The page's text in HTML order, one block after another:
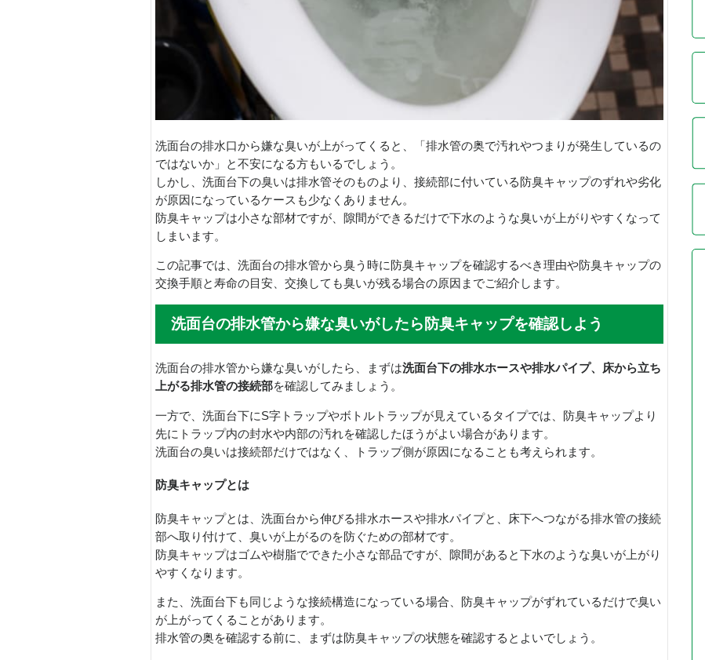
洗面台の排水口から嫌な臭いが上がってくると、「排水管の奥で汚れやつまりが発生しているの
ではないか」と不安になる方もいるでしょう。
しかし、洗面台下の臭いは排水管そのものより、接続部に付いている防臭キャップのずれや劣化
が原因になっているケースも少なくありません。
防臭キャップは小さな部材ですが、隙間ができるだけで下水のような臭いが上がりやすくなって
しまいます。
この記事では、洗面台の排水管から臭う時に防臭キャップを確認するべき理由や防臭キャップの
交換手順と寿命の目安、交換しても臭いが残る場合の原因までご紹介します。
洗面台の排水管から嫌な臭いがしたら防臭キャップを確認しよう
洗面台の排水管から嫌な臭いがしたら、まずは洗面台下の排水ホースや排水パイプ、床から立ち
上がる排水管の接続部を確認してみましょう。
一方で、洗面台下にS字トラップやボトルトラップが見えているタイプでは、防臭キャップより
先にトラップ内の封水や内部の汚れを確認したほうがよい場合があります。
洗面台の臭いは接続部だけではなく、トラップ側が原因になることも考えられます。
防臭キャップとは
防臭キャップとは、洗面台から伸びる排水ホースや排水パイプと、床下へつながる排水管の接続
部へ取り付けて、臭いが上がるのを防ぐための部材です。
防臭キャップはゴムや樹脂でできた小さな部品ですが、隙間があると下水のような臭いが上がり
やすくなります。
また、洗面台下も同じような接続構造になっている場合、防臭キャップがずれているだけで臭い
が上がってくることがあります。
排水管の奥を確認する前に、まずは防臭キャップの状態を確認するとよいでしょう。